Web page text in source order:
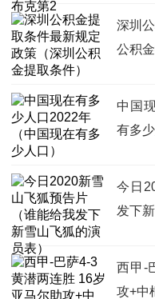
深圳
公积
中国
有多少
今日
发下
西甲-
攻+中